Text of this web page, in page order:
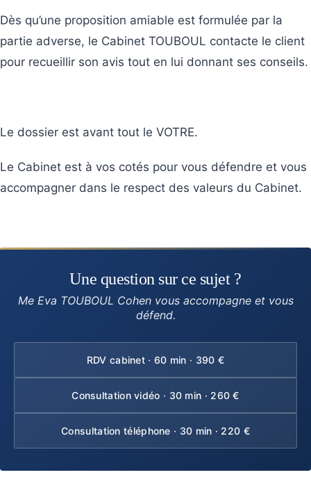
Dès qu’une proposition amiable est formulée par la
partie adverse, le Cabinet TOUBOUL contacte le client
pour recueillir son avis tout en lui donnant ses conseils.
Le dossier est avant tout le VOTRE.
Le Cabinet est à vos cotés pour vous défendre et vous
accompagner dans le respect des valeurs du Cabinet.
Une question sur ce sujet ?
Me Eva TOUBOUL Cohen vous accompagne et vous
défend.
RDV cabinet · 60 min · 390 €
Consultation vidéo · 30 min · 260 €
Consultation téléphone · 30 min · 220 €